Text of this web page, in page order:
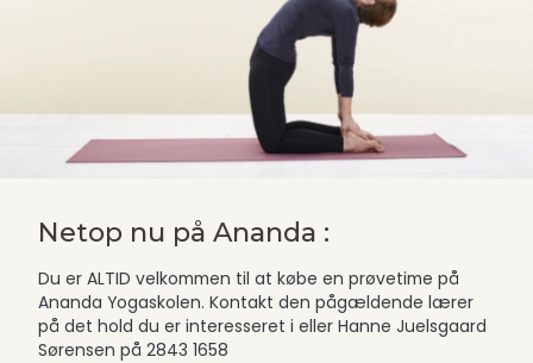
Netop nu på Ananda :
Du er ALTID velkommen til at købe en prøvetime på
Ananda Yogaskolen. Kontakt den pågældende lærer
på det hold du er interesseret i eller Hanne Juelsgaard
Sørensen på 2843 1658